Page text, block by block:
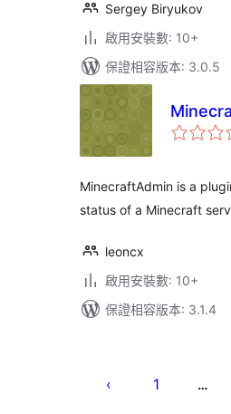
Sergey Biryukov
啟用安裝數: 10+
保證相容版本: 3.0.5
MinecraftAdmin is a
status of a Minecraft
leoncx
啟用安裝數: 10+
保證相容版本: 3.1.4
1 …